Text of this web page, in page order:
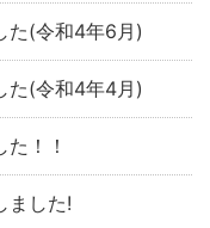
た(令和4年6月)
た(令和4年4月)
！！
ました!